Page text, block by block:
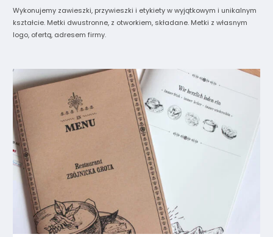
Wykonujemy zawieszki, przywieszki i etykiety w wyjątkowym i unikalnym
kształcie. Metki dwustronne, z otworkiem, składane. Metki z własnym
logo, ofertą, adresem firmy.